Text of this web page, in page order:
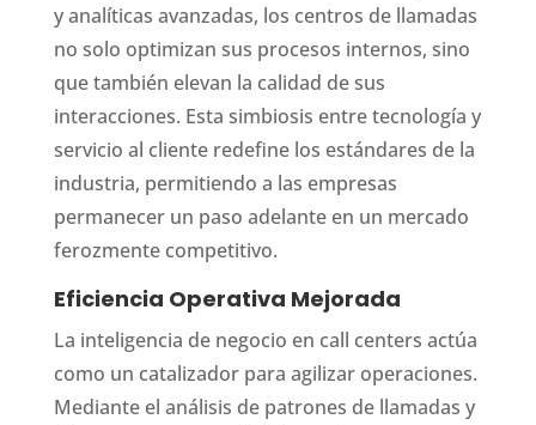
y analíticas avanzadas, los centros de llamadas
no solo optimizan sus procesos internos, sino
que también elevan la calidad de sus
interacciones. Esta simbiosis entre tecnología y
servicio al cliente redefine los estándares de la
industria, permitiendo a las empresas
permanecer un paso adelante en un mercado
ferozmente competitivo.
Eficiencia Operativa Mejorada
La inteligencia de negocio en call centers actúa
como un catalizador para agilizar operaciones.
Mediante el análisis de patrones de llamadas y